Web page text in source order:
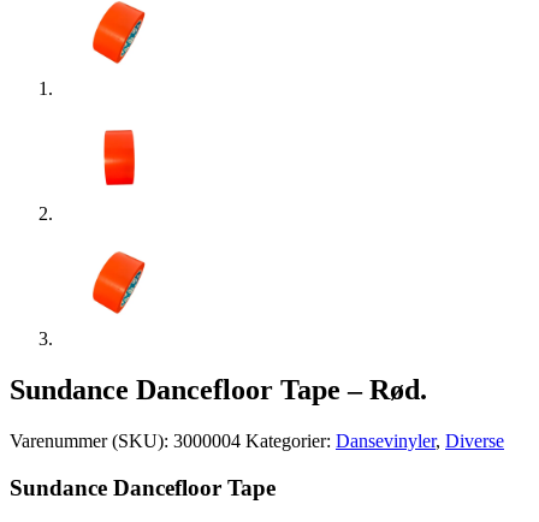
Sundance Dancefloor Tape – Rød.
Varenummer (SKU): 3000004 Kategorier: Dansevinyler, Diverse
Sundance Dancefloor Tape